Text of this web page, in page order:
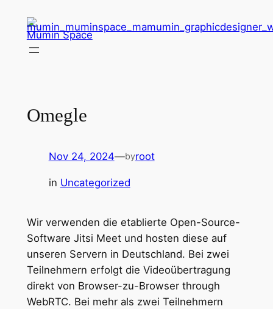
content
Mumin Space
Omegle
Nov 24, 2024—byroot
in Uncategorized
Wir verwenden die etablierte Open-Source-
Software Jitsi Meet und hosten diese auf
unseren Servern in Deutschland. Bei zwei
Teilnehmern erfolgt die Videoübertragung
direkt von Browser-zu-Browser through
WebRTC. Bei mehr als zwei Teilnehmern